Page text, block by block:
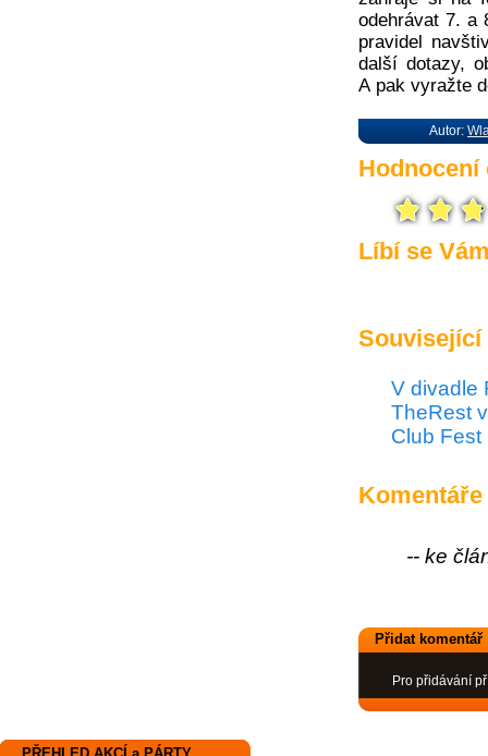
odehrávat 7. a
pravidel
další dotazy,
A pak vyražte
Autor:
Hodnocení
Líbí se
Související
V divadle
TheRest
Club Fest
Komentáře
-- ke
Přidat komentář
Pro přidávání